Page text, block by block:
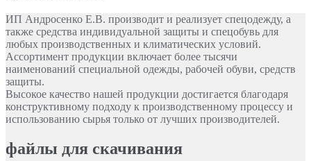
ИП Андросенко Е.В. производит и реализует спецодежду, а
также средства индивидуальной защиты и спецобувь для
любых производственных и климатических условий.
Ассортимент продукции включает более тысячи
наименований специальной одежды, рабочей обуви, средств
защиты.
Высокое качество нашей продукции достигается благодаря
конструктивному подходу к производственному процессу и
использованию сырья только от лучших производителей.
файлы для скачивания